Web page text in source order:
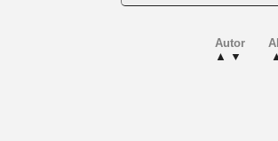
Autor
▲ ▼